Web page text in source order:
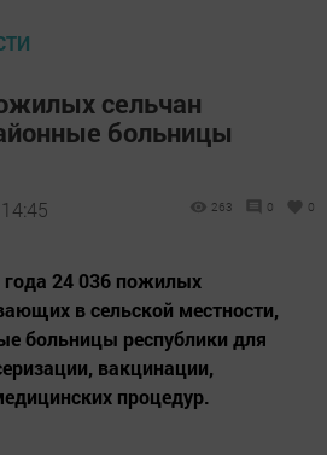
сельчан
больницы
263 0 0
24 036 пожилых
в сельской местности,
больницы республики для
вакцинации,
процедур.